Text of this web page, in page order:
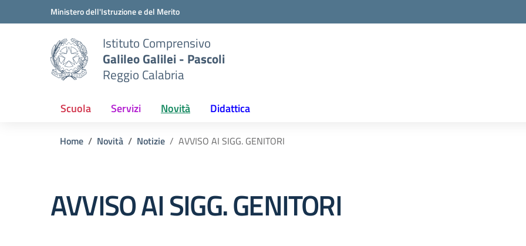
Vai ai contenuti
Vai al menu di navigazioneMinistero dell'Istruzione e del Merito
Istituto Comprensivo
Galileo Galilei - Pascoli
Reggio Calabria
Scuola Servizi Novità Didattica
Home Novità Notizie AVVISO AI SIGG. GENITORI
AVVISO AI SIGG. GENITORI